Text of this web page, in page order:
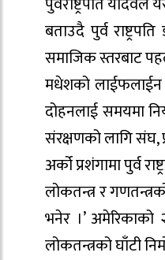
बताउदै पुर्व
समाजिक स्तरबाट पहल
मधेशको लाईफलाईन
दोहनलाई समयमा
संरक्षणको लागि संघ,
अर्को प्रशंगामा पुर्व
लोकतन्त्र र
भनेर ।’
लोकतन्त्रको घाँटी